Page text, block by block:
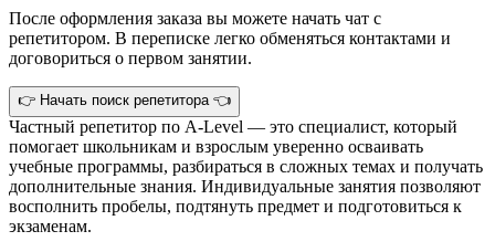
После оформления заказа вы можете начать чат с
репетитором. В переписке легко обменяться контактами и
договориться о первом занятии.
👉 Начать поиск репетитора 👈
Частный репетитор по A-Level — это специалист, который
помогает школьникам и взрослым уверенно осваивать
учебные программы, разбираться в сложных темах и получать
дополнительные знания. Индивидуальные занятия позволяют
восполнить пробелы, подтянуть предмет и подготовиться к
экзаменам.